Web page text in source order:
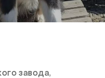
завода,